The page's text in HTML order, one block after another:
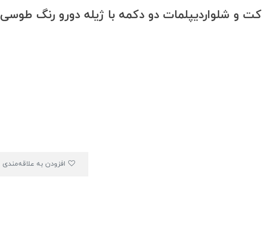
کت و شلواردیپلمات دو دکمه با ژیله دورو رنگ طوسی